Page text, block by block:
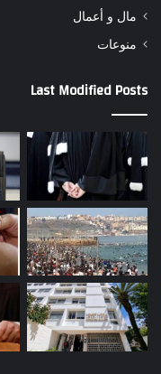
مال و أعمال
منوعات
Last Modified Posts